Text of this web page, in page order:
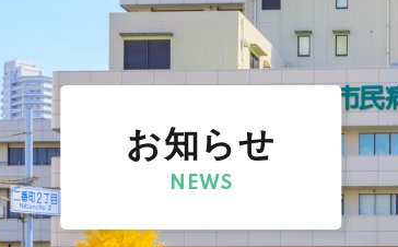
お知らせ
NEWS